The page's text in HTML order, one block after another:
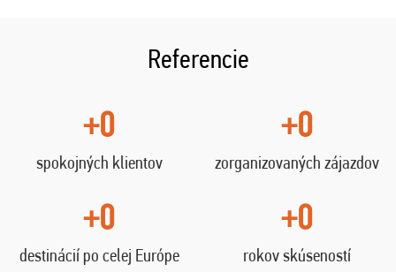
Referencie
+0
spokojných klientov
+0
zorganizovaných zájazdov
+0
destinácií po celej Európe
+0
rokov skúseností